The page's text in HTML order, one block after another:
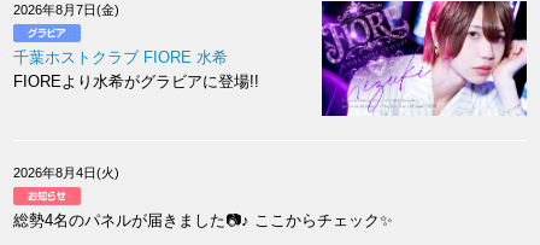
2026年8月7日(金)
千葉ホストクラブ FIORE 水希
FIOREより水希がグラビアに登場!!
2026年8月4日(火)
総勢4名のパネルが届きました📷♪ ここからチェック✨